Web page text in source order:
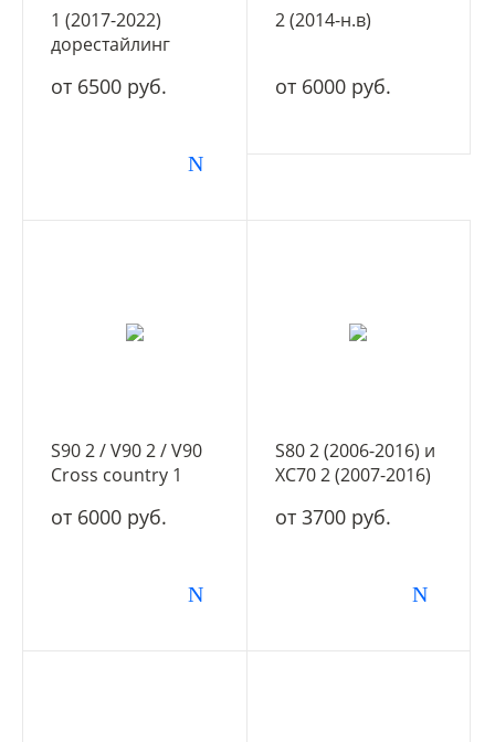
1 (2017-2022)
дорестайлинг
от 6500 руб.
2 (2014-н.в)
от 6000 руб.
S90 2 / V90 2 / V90
Cross country 1
дорестайлинг
от 6000 руб.
S80 2 (2006-2016) и
XC70 2 (2007-2016)
от 3700 руб.